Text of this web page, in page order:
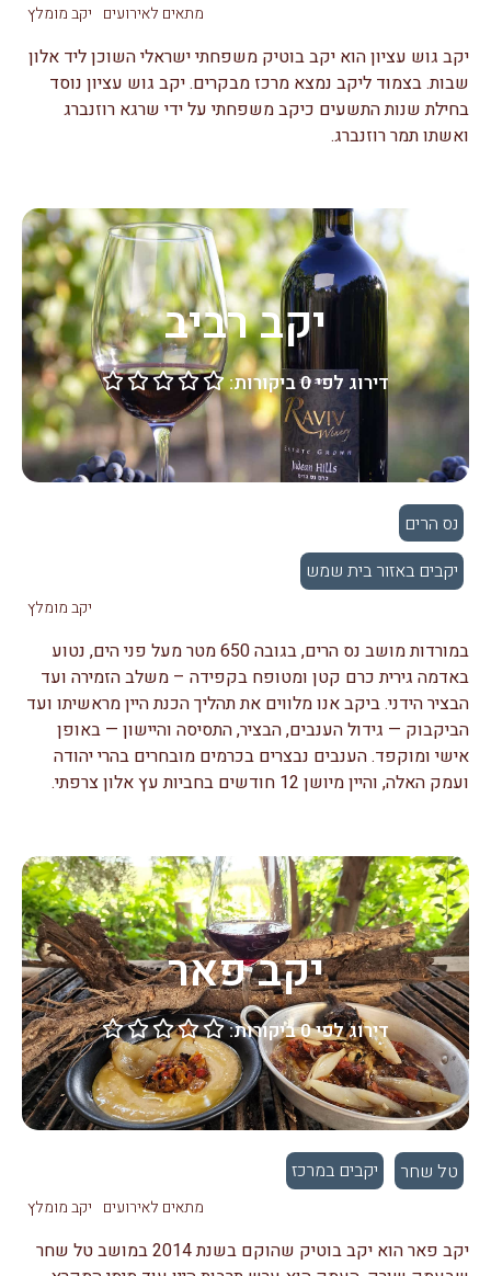
מתאים לאירועים יקב מומלץ
יקב גוש עציון הוא יקב בוטיק משפחתי ישראלי השוכן ליד אלון
שבות. בצמוד ליקב נמצא מרכז מבקרים. יקב גוש עציון נוסד
בחילת שנות התשעים כיקב משפחתי על ידי שרגא רוזנברג
ואשתו תמר רוזנברג.
יקב רביב
דירוג לפי 0 ביקורות: 




נס הרים
יקבים באזור בית שמש
יקב מומלץ
במורדות מושב נס הרים, בגובה 650 מטר מעל פני הים, נטוע
באדמה גירית כרם קטן ומטופח בקפידה – משלב הזמירה ועד
הבציר הידני. ביקב אנו מלווים את תהליך הכנת היין מראשיתו ועד
הביקבוק — גידול הענבים, הבציר, התסיסה והיישון — באופן
אישי ומוקפד. הענבים נבצרים בכרמים מובחרים בהרי יהודה
ועמק האלה, והיין מיושן 12 חודשים בחביות עץ אלון צרפתי.
יקב פאר
דירוג לפי 0 ביקורות: 




טל שחר יקבים במרכז
מתאים לאירועים יקב מומלץ
יקב פאר הוא יקב בוטיק שהוקם בשנת 2014 במושב טל שחר